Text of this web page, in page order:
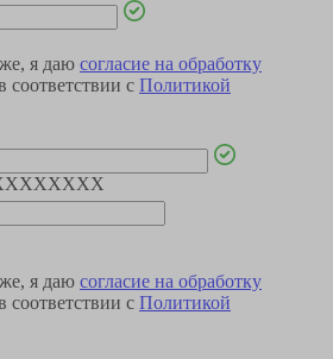
я даю согласие на обработку
соответствии с Политикой
я даю согласие на обработку
соответствии с Политикой